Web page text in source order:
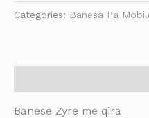
Categories: Banesa Pa
Banese Zyre me qira